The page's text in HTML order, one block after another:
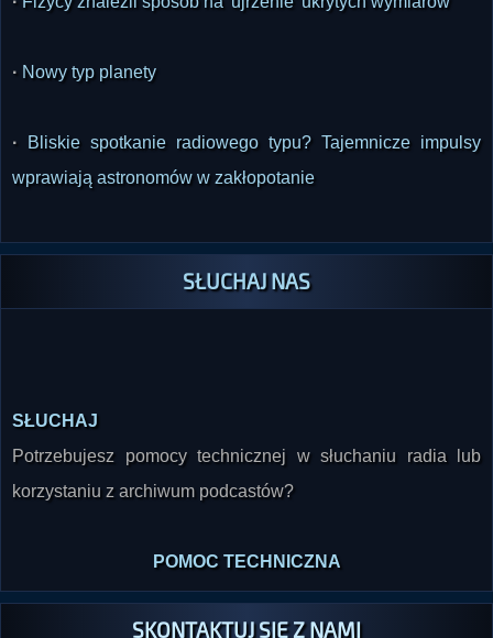
· Nowy typ planety
·
Bliskie spotkanie radiowego typu? Tajemnicze impulsy
wprawiają astronomów w zakłopotanie
SŁUCHAJ NAS
Potrzebujesz pomocy technicznej w słuchaniu radia lub
korzystaniu z archiwum podcastów?
SKONTAKTUJ SIĘ Z NAMI